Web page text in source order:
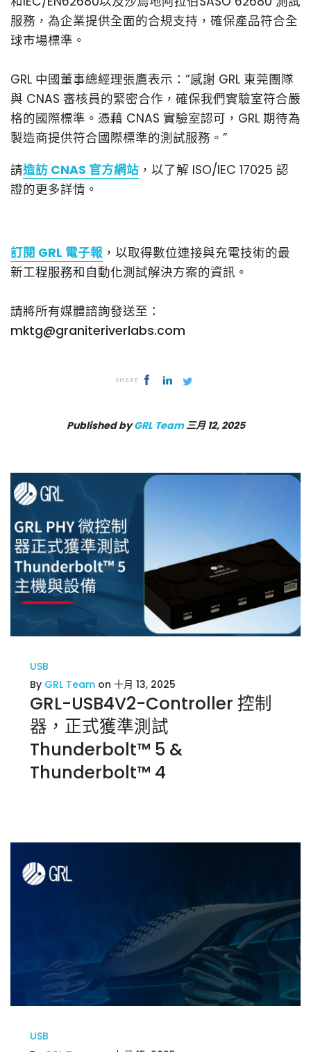
服務，為企業提供全面的合規支持，確保產品符合全
球市場標準。
GRL 中國董事總經理張鷹表示：“感謝 GRL 東莞團隊
與 CNAS 審核員的緊密合作，確保我們實驗室符合嚴
格的國際標準。憑藉 CNAS 實驗室認可，GRL 期待為
製造商提供符合國際標準的測試服務。”
請造訪 CNAS 官方網站 ，以了解 ISO/IEC 17025 認
證的更多詳情。
訂閱 GRL 電子報 ，以取得數位連接與充電技術的最
新工程服務和自動化測試解決方案的資訊。
請將所有媒體諮詢發送至：
mktg@graniteriverlabs.com
SHARE
Published byGRL Team三月 12, 2025
USB
By GRL Team on 十月 13, 2025
GRL-USB4V2-Controller 控制
器，正式獲準測試
Thunderbolt™ 5 &
Thunderbolt™ 4
USB